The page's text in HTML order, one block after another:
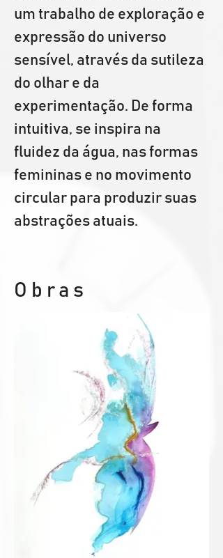
um trabalho de exploração e
expressão do universo
sensível, através da sutileza
do olhar e da
experimentação. De forma
intuitiva, se inspira na
fluidez da água, nas formas
femininas e no movimento
circular para produzir suas
abstrações atuais.
Obras